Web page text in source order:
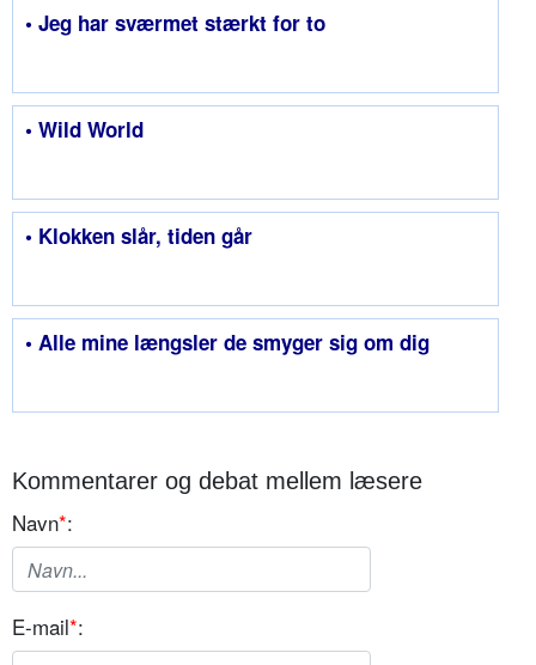
• Jeg har sværmet stærkt for to
• Wild World
• Klokken slår, tiden går
• Alle mine længsler de smyger sig om dig
Kommentarer og debat mellem læsere
Navn*:
E-mail*: